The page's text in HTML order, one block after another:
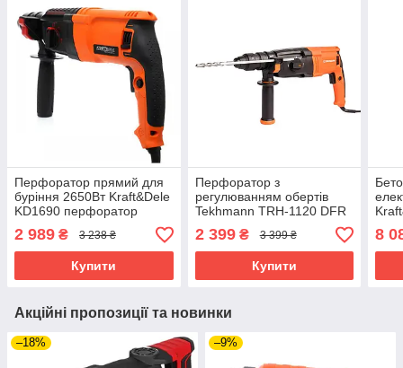
Перфоратор прямий для
буріння 2650Вт Kraft&Dele
KD1690 перфоратор
2 989 ₴ 3 238 ₴
Купити
Перфоратор з
регулюванням обертів
Tekhmann TRH-1120 DFR
перфоратор для ремонту
та будівництва
2 399₴ 3 399 ₴
Купити
8
Акційні пропозиції та новинки
–18% –9%